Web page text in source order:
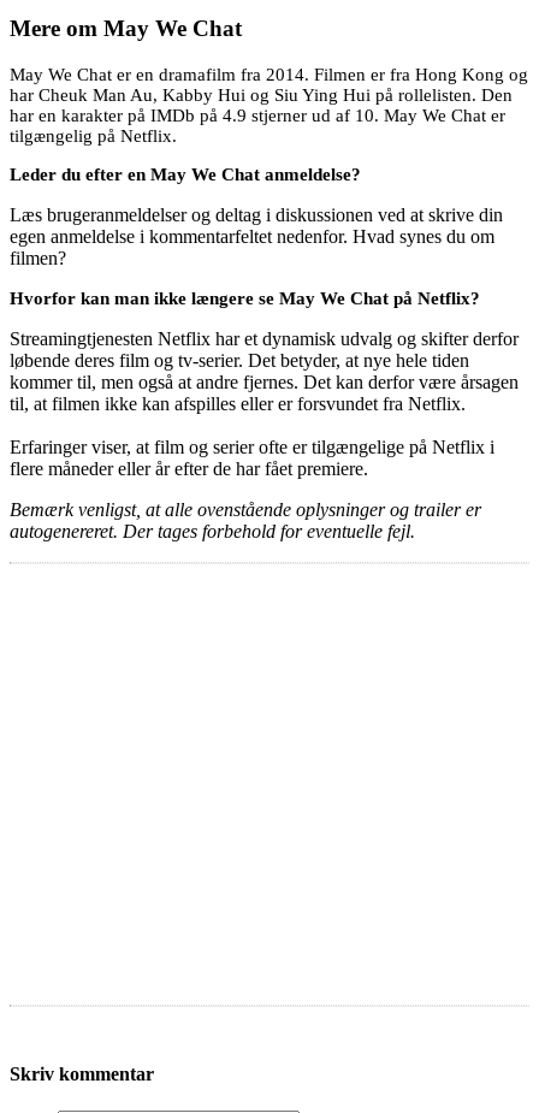
Mere om May We Chat
May We Chat er en dramafilm fra 2014. Filmen er fra Hong Kong og
har Cheuk Man Au, Kabby Hui og Siu Ying Hui på rollelisten. Den
har en karakter på IMDb på 4.9 stjerner ud af 10. May We Chat er
tilgængelig på Netflix.
Leder du efter en May We Chat anmeldelse?
Læs brugeranmeldelser og deltag i diskussionen ved at skrive din
egen anmeldelse i kommentarfeltet nedenfor. Hvad synes du om
filmen?
Hvorfor kan man ikke længere se May We Chat på Netflix?
Streamingtjenesten Netflix har et dynamisk udvalg og skifter derfor
løbende deres film og tv-serier. Det betyder, at nye hele tiden
kommer til, men også at andre fjernes. Det kan derfor være årsagen
til, at filmen ikke kan afspilles eller er forsvundet fra Netflix.
Erfaringer viser, at film og serier ofte er tilgængelige på Netflix i
flere måneder eller år efter de har fået premiere.
Bemærk venligst, at alle ovenstående oplysninger og trailer er
autogenereret. Der tages forbehold for eventuelle fejl.
Skriv kommentar